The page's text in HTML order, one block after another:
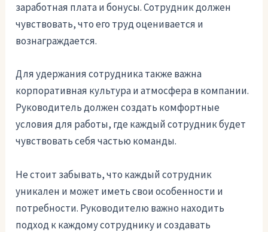
заработная плата и бонусы. Сотрудник должен
чувствовать, что его труд оценивается и
вознаграждается.
Для удержания сотрудника также важна
корпоративная культура и атмосфера в компании.
Руководитель должен создать комфортные
условия для работы, где каждый сотрудник будет
чувствовать себя частью команды.
Не стоит забывать, что каждый сотрудник
уникален и может иметь свои особенности и
потребности. Руководителю важно находить
подход к каждому сотруднику и создавать